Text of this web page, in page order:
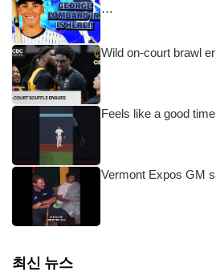
…
Wild on-court brawl
Feels like a good
Vermont Expos GM
최신 뉴스